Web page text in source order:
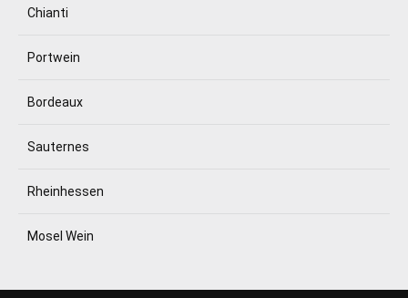
Chianti
Portwein
Bordeaux
Sauternes
Rheinhessen
Mosel Wein